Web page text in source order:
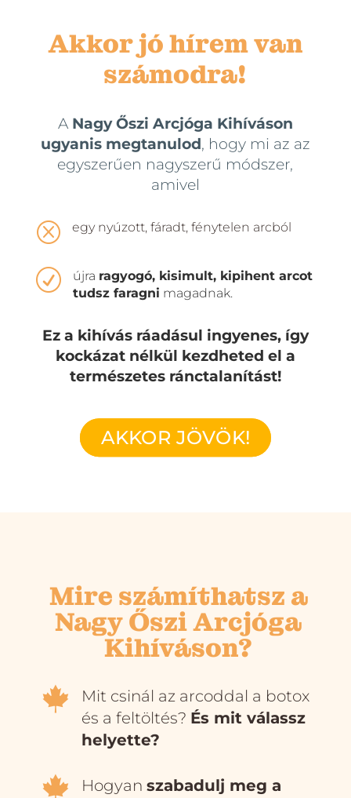
Akkor jó hírem van
számodra!
A Nagy Őszi Arcjóga Kihíváson
ugyanis megtanulod, hogy mi az az
egyszerűen nagyszerű módszer,
amivel
Q egy nyúzott, fáradt, fénytelen arcból
R újra ragyogó, kisimult, kipihent arcot
tudsz faragni magadnak.
Ez a kihívás ráadásul ingyenes, így
kockázat nélkül kezdheted el a
természetes ránctalanítást!
AKKOR JÖVÖK!
Mire számíthatsz a
Nagy Őszi Arcjóga
Kihíváson?

Mit csinál az arcoddal a botox
és a feltöltés? És mit válassz
helyette?
 Hogyan szabadulj meg a